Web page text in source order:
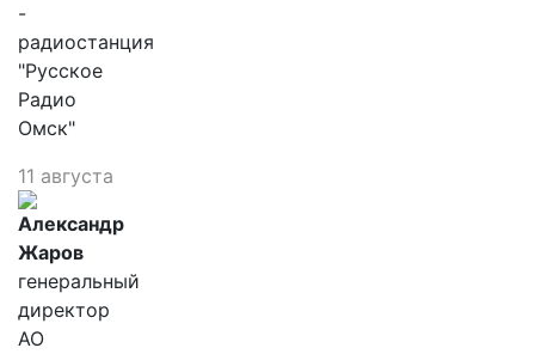
-
радиостанция
"Русское
Радио
Омск"
11 августа
Александр
Жаров
генеральный
директор
АО